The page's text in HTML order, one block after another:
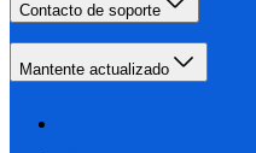
Contacto de soporte
Mantente actualizado